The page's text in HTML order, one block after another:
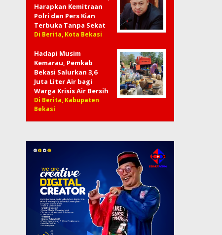
Harapkan Kemitraan
Polri dan Pers Kian
Terbuka Tanpa Sekat
Di Berita, Kota Bekasi
Hadapi Musim
Kemarau, Pemkab
Bekasi Salurkan 3,6
Juta Liter Air bagi
Warga Krisis Air Bersih
Di Berita, Kabupaten
Bekasi